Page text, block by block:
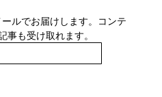
ルでお届けします。コンテ
事も受け取れます。